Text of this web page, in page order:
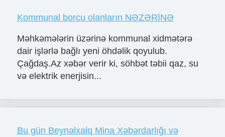
Kommunal borcu olanların NƏZƏRİNƏ
Məhkəmələrin üzərinə kommunal xidmətərə
dair işlərlə bağlı yeni öhdəlik qoyulub.
Çağdaş.Az xəbər verir ki, söhbət təbii qaz, su
və elektrik enerjisin...
Bu gün Beynəlxalq Mina Xəbərdarlığı və